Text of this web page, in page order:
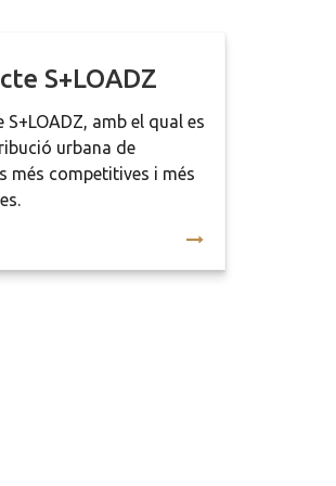
S+LOADZ
amb el qual es
urbana de
més competitives i més